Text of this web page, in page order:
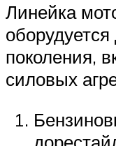
Линейка
поколения,
силовых